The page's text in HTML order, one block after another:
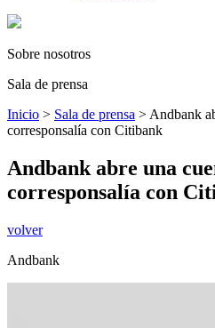
Sobre nosotros
Sala de prensa
Inicio > Sala de prensa > Andbank
corresponsalía con Citibank
Andbank abre una
corresponsalía con
volver
Andbank